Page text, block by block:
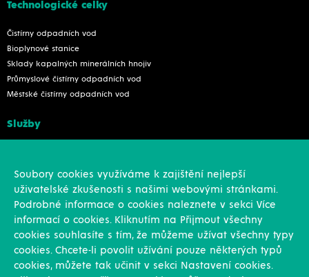
Technologické celky
Čistírny odpadních vod
Bioplynové stanice
Sklady kapalných minerálních hnojiv
Průmyslové čistírny odpadních vod
Městské čistírny odpadních vod
Služby
Soubory cookies využíváme k zajištění nejlepší
uživatelské zkušenosti s našimi webovými stránkami.
Podrobné informace o cookies naleznete v sekci Více
informací o cookies. Kliknutím na Přijmout všechny
cookies souhlasíte s tím, že můžeme užívat všechny typy
cookies. Chcete-li povolit užívání pouze některých typů
cookies, můžete tak učinit v sekci Nastavení cookies.